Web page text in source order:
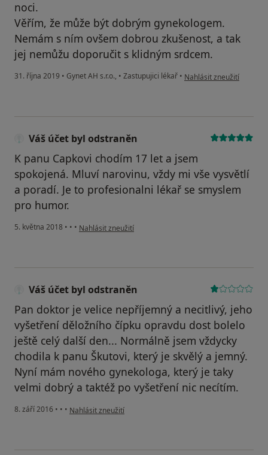
noci.
Věřím, že může být dobrým gynekologem.
Nemám s ním ovšem dobrou zkušenost, a tak
jej nemůžu doporučit s klidným srdcem.
31. října 2019 • Gynet AH s.r.o., • Zastupujici lékař • podle názoru uživatele
Nahlásit zneužití
Váš účet byl odstraněn
K panu Capkovi chodím 17 let a jsem
spokojená. Mluví narovinu, vždy mi vše vysvětlí
a poradí. Je to profesionalni lékař se smyslem
pro humor.
5. května 2018 • • • podle názoru uživatele Váš účet byl odstraněn
Nahlásit zneužití
Váš účet byl odstraněn
Pan doktor je velice nepříjemný a necitlivý, jeho
vyšetření děložního čípku opravdu dost bolelo
ještě celý další den... Normálně jsem vždycky
chodila k panu Škutovi, který je skvělý a jemný.
Nyní mám nového gynekologa, který je taky
velmi dobrý a taktéž po vyšetření nic necítím.
8. září 2016 • • • podle názoru uživatele Váš účet byl odstraněn
Nahlásit zneužití